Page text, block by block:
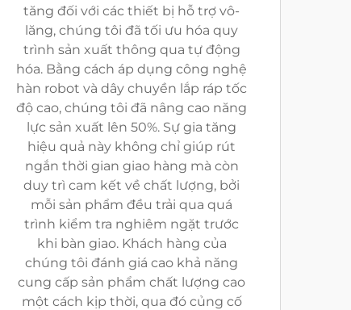
tăng đối với các thiết bị hỗ trợ vô-
lăng, chúng tôi đã tối ưu hóa quy
trình sản xuất thông qua tự động
hóa. Bằng cách áp dụng công nghệ
hàn robot và dây chuyền lắp ráp tốc
độ cao, chúng tôi đã nâng cao năng
lực sản xuất lên 50%. Sự gia tăng
hiệu quả này không chỉ giúp rút
ngắn thời gian giao hàng mà còn
duy trì cam kết về chất lượng, bởi
mỗi sản phẩm đều trải qua quá
trình kiểm tra nghiêm ngặt trước
khi bàn giao. Khách hàng của
chúng tôi đánh giá cao khả năng
cung cấp sản phẩm chất lượng cao
một cách kịp thời, qua đó củng cố